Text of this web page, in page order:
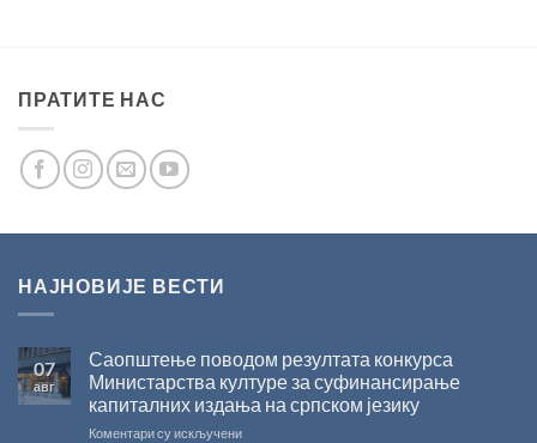
ПРАТИТЕ НАС
НАЈНОВИЈЕ ВЕСТИ
07
авг
Саопштење поводом резултата конкурса
Министарства културе за суфинансирање
капиталних издања на српском језику
Коментари су искљученина